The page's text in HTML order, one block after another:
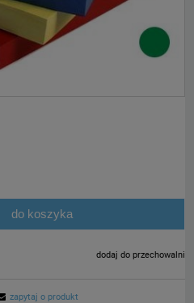
do koszyka
dodaj do przechowalni
zapytaj o produkt